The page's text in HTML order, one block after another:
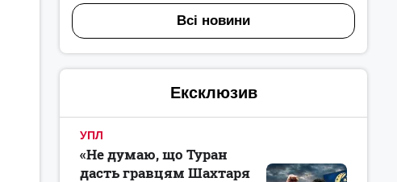
Всі новини
Ексклюзив
УПЛ
«Не думаю, що Туран
дасть гравцям Шахтаря